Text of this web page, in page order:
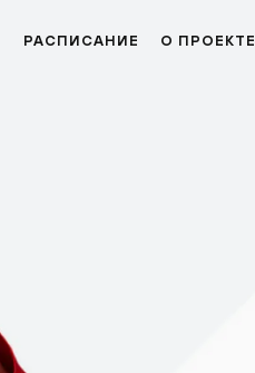
РАСПИСАНИЕ О ПРОЕКТЕ